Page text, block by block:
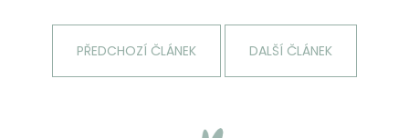
PŘEDCHOZÍ ČLÁNEK DALŠÍ ČLÁNEK